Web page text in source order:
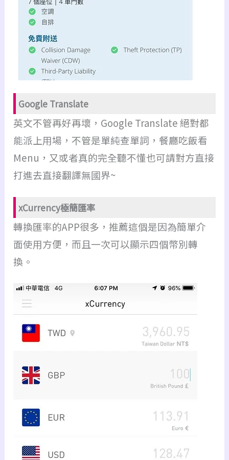
Google Translate
英文不管再好再壞，Google Translate 絕對都
能派上用場，不管是單純查單詞，餐廳吃飯看
Menu，又或者真的完全聽不懂也可請對方直接
打進去直接翻譯無國界~
xCurrency極簡匯率
轉換匯率的APP很多，推薦這個是因為簡單介
面使用方便，而且一次可以顯示四個幣別轉
換。